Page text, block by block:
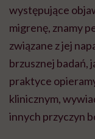
występujące
migrenę, znamy
związane z jej
brzusznej badań,
praktyce
klinicznym,
innych przyczyn